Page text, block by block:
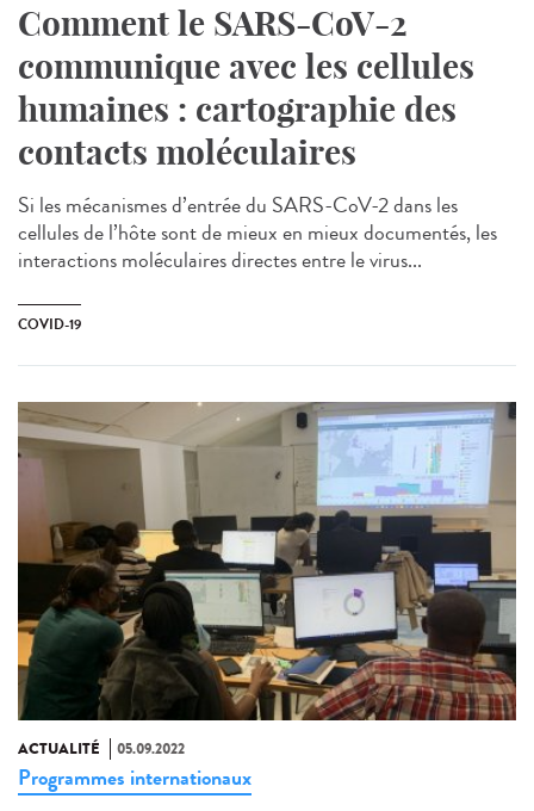
Comment le SARS-CoV-2
communique avec les cellules
humaines : cartographie des
contacts moléculaires
Si les mécanismes d’entrée du SARS-CoV-2 dans les
cellules de l’hôte sont de mieux en mieux documentés, les
interactions moléculaires directes entre le virus...
COVID-19
ACTUALITÉ 05.09.2022
Programmes internationaux